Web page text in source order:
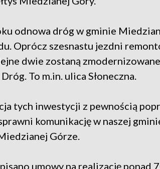
odnowa dróg w gminie
Oprócz szesnastu jezdni
dwie zostaną
To m.in. ulica Słoneczna.
tych inwestycji z pewnością
komunikację w naszej
Górze.
umowy na realizację ponad